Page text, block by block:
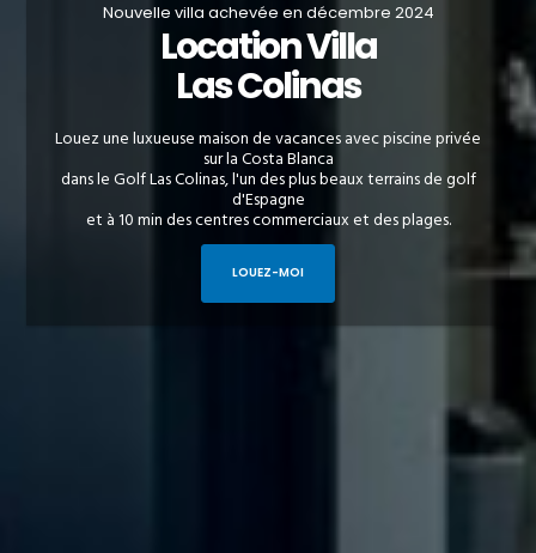
Nouvelle villa achevée en décembre 2024
Location Villa
Las Colinas
Louez une luxueuse maison de vacances avec piscine privée
sur la Costa Blanca
dans le Golf Las Colinas, l'un des plus beaux terrains de golf
d'Espagne
et à 10 min des centres commerciaux et des plages.
LOUEZ-MOI